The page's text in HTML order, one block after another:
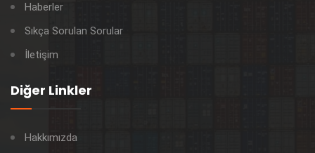
Haberler
Sıkça Sorulan Sorular
İletişim
Diğer Linkler
Hakkımızda